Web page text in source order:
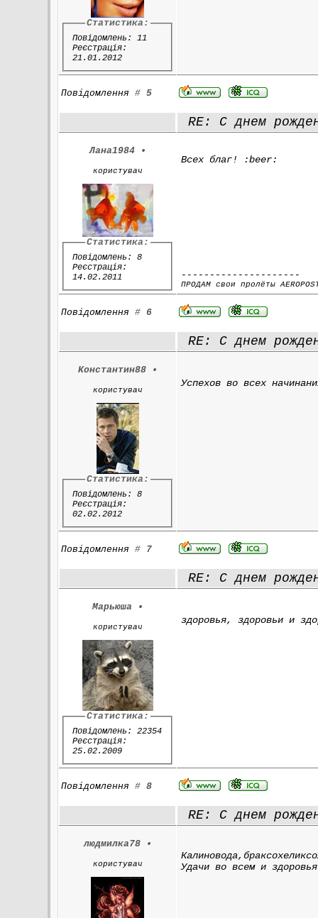
Статистика:
Повідомлень: 11
Реєстрація:
21.01.2012
Повідомлення#5
RE: С днем
Лана1984 •
користувач
Статистика:
Повідомлень: 8
Реєстрація:
14.02.2011
Всех благ! :beer:
---------------------
ПРОДАМ свои пролёты
Повідомлення#6
RE: С днем
Константин88 •
користувач
Статистика:
Повідомлень: 8
Реєстрація:
02.02.2012
Успехов во всех
Повідомлення# 7
RE: С днем
Марьюша •
користувач
Статистика:
Повідомлень: 22354
Реєстрація:
25.02.2009
здоровья, здоровьи и
Повідомлення#8
RE: С днем
людмилка78 •
користувач
Удачи во всем и